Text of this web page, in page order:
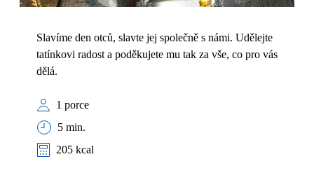
Slavíme den otců, slavte jej společně s námi. Udělejte
tatínkovi radost a poděkujete mu tak za vše, co pro vás
dělá.
1 porce
5 min.
205 kcal